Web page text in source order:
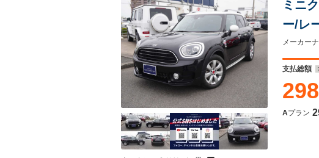
ミニ
ー/レ
ア/
メーカー
支払総額
298
Aプラン